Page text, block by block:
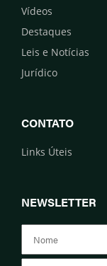
Vídeos
Destaques
Leis e Notícias
Jurídico
CONTATO
Links Úteis
NEWSLETTER